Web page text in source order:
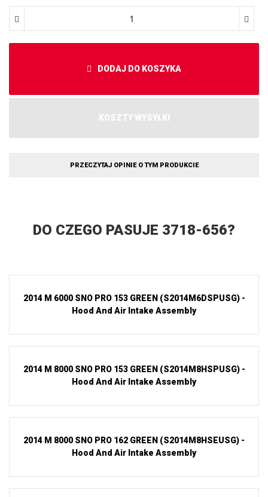
DODAJ DO KOSZYKA
KOSZTY WYSYŁKI
PRZECZYTAJ OPINIE O TYM PRODUKCIE
DO CZEGO PASUJE 3718-656?
2014 M 6000 SNO PRO 153 GREEN (S2014M6DSPUSG) -
Hood And Air Intake Assembly
2014 M 8000 SNO PRO 153 GREEN (S2014M8HSPUSG) -
Hood And Air Intake Assembly
2014 M 8000 SNO PRO 162 GREEN (S2014M8HSEUSG) -
Hood And Air Intake Assembly